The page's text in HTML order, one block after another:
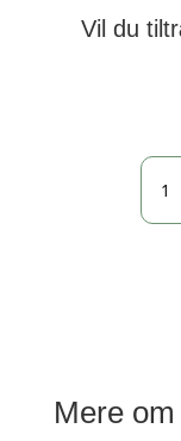
Vil du
Tørst
Mere